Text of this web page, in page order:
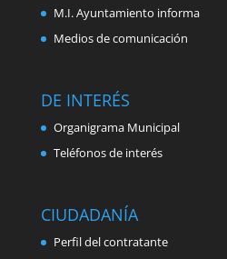
M.I. Ayuntamiento informa
Medios de comunicación
DE INTERÉS
Organigrama Municipal
Teléfonos de interés
CIUDADANÍA
Perfil del contratante